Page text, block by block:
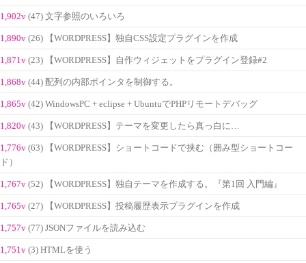
1,902v (47) 文字参照のいろいろ
1,890v (26) 【WORDPRESS】独自CSS設定プラグインを作成
1,871v (23) 【WORDPRESS】自作ウィジェットをプラグイン登録#2
1,868v (44) 配列の内部ポインタを制御する。
1,865v (42) WindowsPC + eclipse + UbuntuでPHPリモートデバッグ
1,820v (43) 【WORDPRESS】テーマを変更したら真っ白に…
1,776v (63) 【WORDPRESS】ショートコードで挟む（囲み型ショートコー
ド）
1,767v (52) 【WORDPRESS】独自テーマを作成する。『第1回 入門編』
1,765v (27) 【WORDPRESS】投稿履歴表示プラグインを作成
1,757v (77) JSONファイルを読み込む
1,751v (3) HTMLを使う